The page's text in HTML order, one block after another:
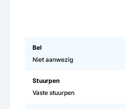
Bel
Niet aanwezig
Stuurpen
Vaste stuurpen